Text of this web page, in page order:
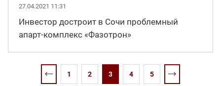
27.04.2021 11:31
Инвестор достроит в Сочи проблемный
апарт-комплекс «Фазотрон»
1 2 3 4 5